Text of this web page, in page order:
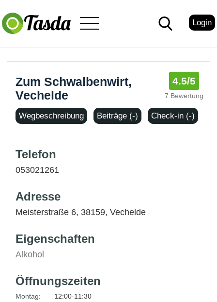
Login
Zum Schwalbenwirt,
Vechelde
4.5/5
7 Bewertung
Wegbeschreibung Beiträge (-) Check-in (-)
Telefon
053021261
Adresse
Meisterstraße 6, 38159,Vechelde
Eigenschaften
Alkohol
Öffnungszeiten
Montag:
12:00-11:30